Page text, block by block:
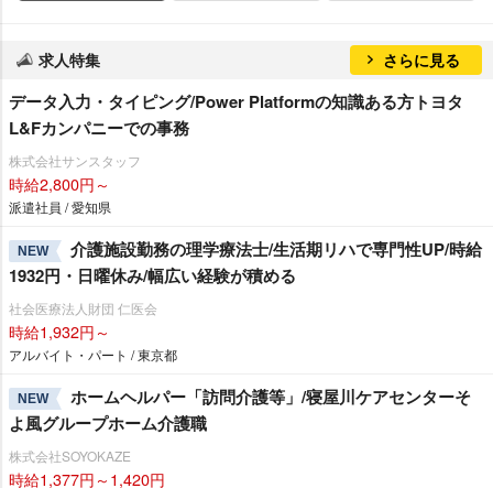
求人特集 さらに見る
データ入力・タイピング/Power Platformの知識ある方トヨタ
L&Fカンパニーでの事務
株式会社サンスタッフ
時給2,800円～
派遣社員 / 愛知県
NEW
介護施設勤務の理学療法士/生活期リハで専門性UP/時給
1932円・日曜休み/幅広い経験が積める
社会医療法人財団 仁医会
時給1,932円～
アルバイト・パート / 東京都
NEW
ホームヘルパー「訪問介護等」/寝屋川ケアセンターそ
よ風グループホーム介護職
株式会社SOYOKAZE
時給1,377円～1,420円